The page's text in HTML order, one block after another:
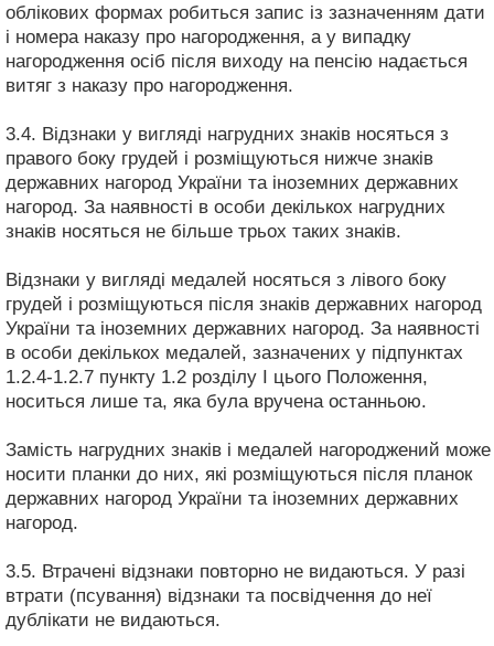
облікових формах робиться запис із зазначенням дати
і номера наказу про нагородження, а у випадку
нагородження осіб після виходу на пенсію надається
витяг з наказу про нагородження.
3.4. Відзнаки у вигляді нагрудних знаків носяться з
правого боку грудей і розміщуються нижче знаків
державних нагород України та іноземних державних
нагород. За наявності в особи декількох нагрудних
знаків носяться не більше трьох таких знаків.
Відзнаки у вигляді медалей носяться з лівого боку
грудей і розміщуються після знаків державних нагород
України та іноземних державних нагород. За наявності
в особи декількох медалей, зазначених у підпунктах
1.2.4-1.2.7 пункту 1.2 розділу I цього Положення,
носиться лише та, яка була вручена останньою.
Замість нагрудних знаків і медалей нагороджений може
носити планки до них, які розміщуються після планок
державних нагород України та іноземних державних
нагород.
3.5. Втрачені відзнаки повторно не видаються. У разі
втрати (псування) відзнаки та посвідчення до неї
дублікати не видаються.